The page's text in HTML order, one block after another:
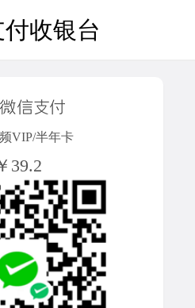
收银台
VIP/半年卡
39.2